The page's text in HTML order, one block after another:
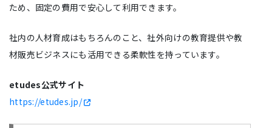
ため、固定の費用で安心して利用できます。
社内の人材育成はもちろんのこと、社外向けの教育提供や教
材販売ビジネスにも活用できる柔軟性を持っています。
etudes公式サイト
https://etudes.jp/